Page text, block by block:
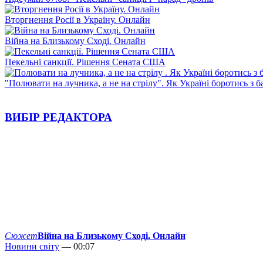
Вторгнення Росії в Україну. Онлайн
Війна на Близькому Сході. Онлайн
Пекельні санкції. Рішення Сената США
"Полювати на лучника, а не на стрілу". Як Україні боротись з
ВИБІР РЕДАКТОРА
СюжетВійна на Близькому Сході. Онлайн
Новини світу — 00:07